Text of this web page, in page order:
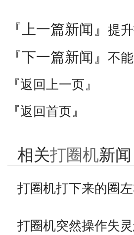
『上一篇新闻』 提
『下一篇新闻』 不
『返回上一页』
『返回首页』
相关打圈机新闻
打圈机打下来的圈
打圈机突然操作失